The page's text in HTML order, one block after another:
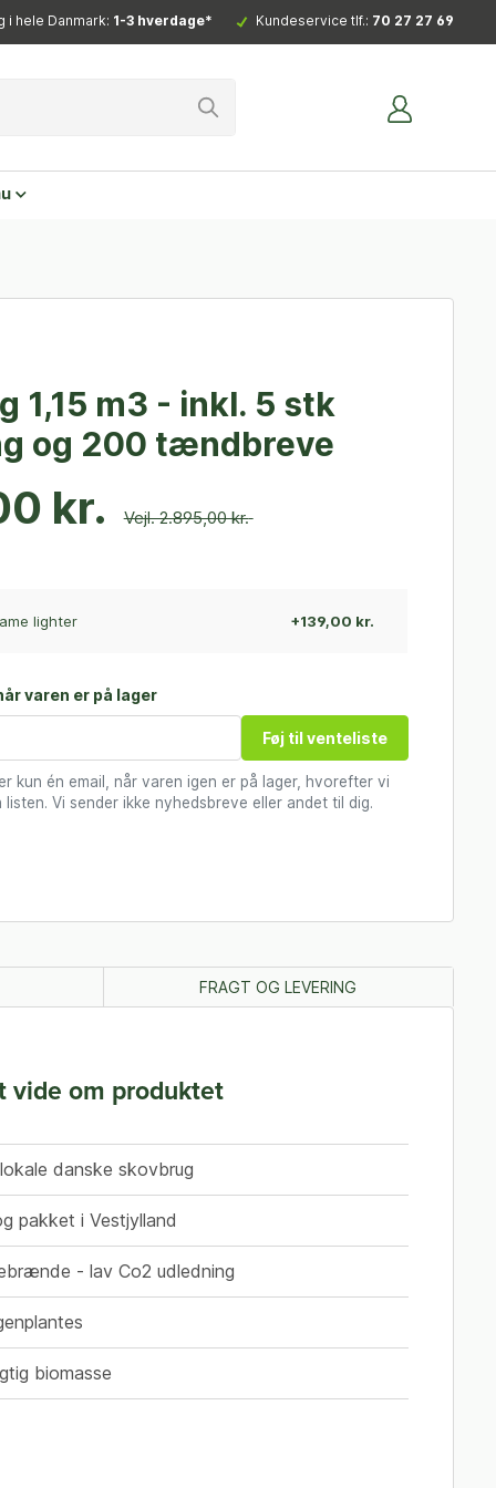
i hele Danmark: 1-3 hverdage* Kundeservice tlf.: 70 27 27 69
1,15 m3 - inkl. 5 stk
og 200 tændbreve
kr. Vejl. 2.895,00 kr.
lighter +139,00 kr.
varen er på lager
Føj til venteliste
kun én email, når varen igen er på lager, hvorefter vi
Vi sender ikke nyhedsbreve eller andet til dig.
FRAGT OG LEVERING
vide om produktet
danske skovbrug
pakket i Vestjylland
- lav Co2 udledning
biomasse